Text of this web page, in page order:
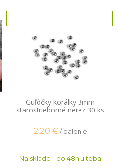
Guľôčky korálky 3mm
starostrieborné nerez 30 ks
2,20 € / balenie
Na sklade - do 48h u teba